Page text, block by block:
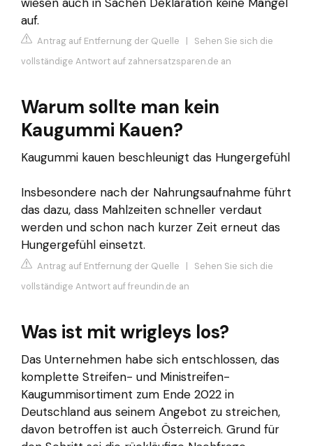
auf.
Antrag auf Entfernung der Quelle | Sehen Sie sich die
vollständige Antwort auf zahnersatzsparen.de an
Warum sollte man kein
Kaugummi Kauen?
Kaugummi kauen beschleunigt das Hungergefühl
Insbesondere nach der Nahrungsaufnahme führt
das dazu, dass Mahlzeiten schneller verdaut
werden und schon nach kurzer Zeit erneut das
Hungergefühl einsetzt.
Antrag auf Entfernung der Quelle | Sehen Sie sich die
vollständige Antwort auf freundin.de an
Was ist mit wrigleys los?
Das Unternehmen habe sich entschlossen, das
komplette Streifen- und Ministreifen-
Kaugummisortiment zum Ende 2022 in
Deutschland aus seinem Angebot zu streichen,
davon betroffen ist auch Österreich. Grund für